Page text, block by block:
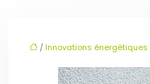
/Innovations énergétiques